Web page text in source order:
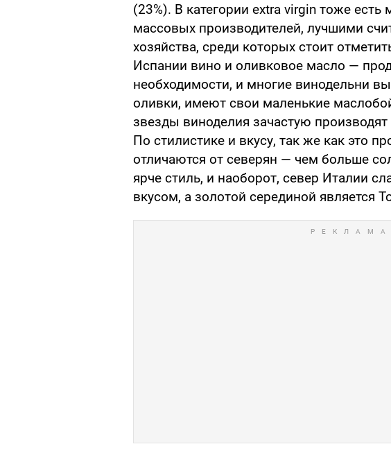
(23%). В категории extra virgin тоже
массовых производителей, лучшими
хозяйства, среди которых стоит
Испании вино и оливковое масло —
необходимости, и многие винодельни
оливки, имеют свои маленькие
звезды виноделия зачастую
По стилистике и вкусу, так же как это
отличаются от северян — чем больше
ярче стиль, и наоборот, север Италии
вкусом, а золотой серединой является